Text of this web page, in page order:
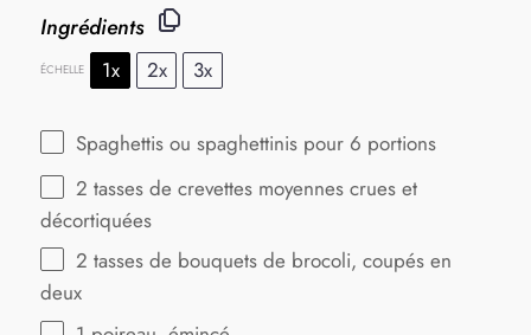
Ingrédients
ÉCHELLE 1x 2x 3x
Spaghettis ou spaghettinis pour 6 portions
2 tasses de crevettes moyennes crues et
décortiquées
2 tasses de bouquets de brocoli, coupés en
deux